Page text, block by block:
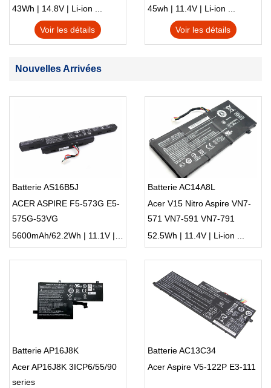
S230u Twist
43Wh | 14.8V | Li-ion ...
Voir les détails
45wh | 11.4V | Li-ion ...
Voir les détails
Nouvelles Arrivées
Batterie AS16B5J
ACER ASPIRE F5-573G E5-
575G-53VG
5600mAh/62.2Wh | 11.1V | Li-ion ...
Batterie AC14A8L
Acer V15 Nitro Aspire VN7-
571 VN7-591 VN7-791
52.5Wh | 11.4V | Li-ion ...
Batterie AP16J8K
Acer AP16J8K 3ICP6/55/90
series
Batterie AC13C34
Acer Aspire V5-122P E3-111